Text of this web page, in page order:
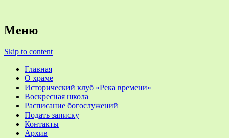
Храм святых Космы и
Жуково около Смоленска
Меню
Skip to content
Главная
О храме
Исторический клуб «Река времени»
Воскресная школа
Расписание богослужений
Подать записку
Контакты
Архив